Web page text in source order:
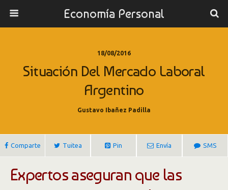
Economía Personal
18/08/2016
Situación Del Mercado Laboral
Argentino
Gustavo Ibañez Padilla
Comparte Tuitea Pin Envía SMS
Expertos aseguran que las